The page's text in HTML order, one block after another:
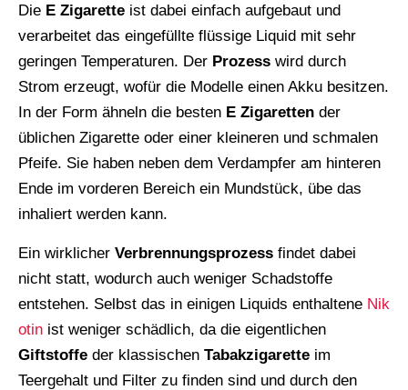
Die E Zigarette ist dabei einfach aufgebaut und
verarbeitet das eingefüllte flüssige Liquid mit sehr
geringen Temperaturen. Der Prozess wird durch
Strom erzeugt, wofür die Modelle einen Akku besitzen.
In der Form ähneln die besten E Zigaretten der
üblichen Zigarette oder einer kleineren und schmalen
Pfeife. Sie haben neben dem Verdampfer am hinteren
Ende im vorderen Bereich ein Mundstück, übe das
inhaliert werden kann.
Ein wirklicher Verbrennungsprozess findet dabei
nicht statt, wodurch auch weniger Schadstoffe
entstehen. Selbst das in einigen Liquids enthaltene Nik
otin ist weniger schädlich, da die eigentlichen
Giftstoffe der klassischen Tabakzigarette im
Teergehalt und Filter zu finden sind und durch den